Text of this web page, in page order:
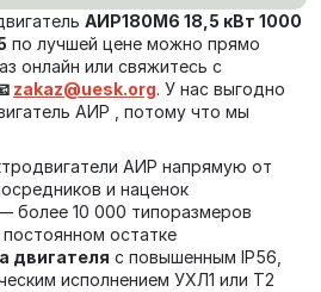
АИР180М6 18,5 кВт 1000
по лучшей цене можно прямо
онлайн или свяжитесь с
zakaz@uesk.org. У нас выгодно
АИР , потому что мы
АИР напрямую от
и наценок
более 10 000 типоразмеров
остатке
двигателя с повышенным IP56,
исполнением УХЛ1 или Т2